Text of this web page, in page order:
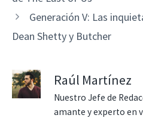
Generación V: Las
Dean Shetty y Butcher
Raúl Martínez
Nuestro Jefe de
amante y experto en